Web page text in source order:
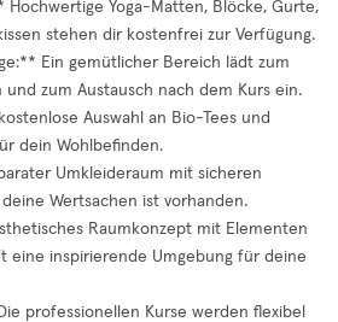
Yoga-Matten, Blöcke, Gurte,
stehen dir kostenfrei zur Verfügung.
Ein gemütlicher Bereich lädt zum
zum Austausch nach dem Kurs ein.
Auswahl an Bio-Tees und
dein Wohlbefinden.
Umkleideraum mit sicheren
Wertsachen ist vorhanden.
Raumkonzept mit Elementen
eine inspirierende Umgebung für deine
professionellen Kurse werden flexibel